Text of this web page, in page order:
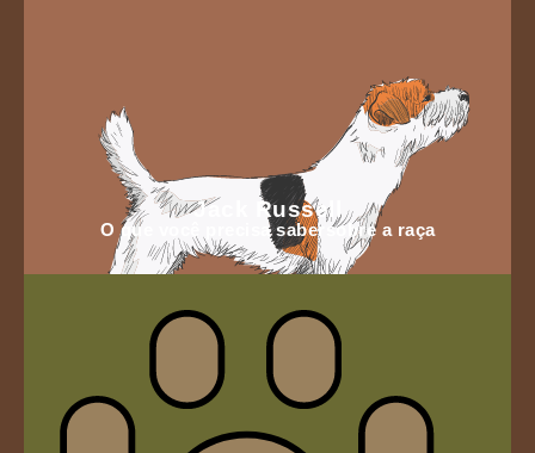
Jack Russell
O que você precisa sabersobre a raça